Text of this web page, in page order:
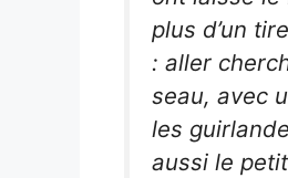
plus d’un
: aller
seau, avec
les
aussi le